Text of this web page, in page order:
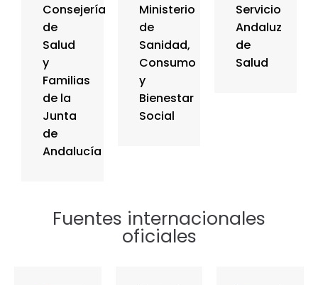
Consejería
de
Salud
y
Familias
de la
Junta
de
Andalucía
Ministerio
de
Sanidad,
Consumo
y
Bienestar
Social
Servicio
Andaluz
de
Salud
Fuentes internacionales
oficiales